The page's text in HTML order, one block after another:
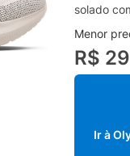
solado
Menor
R$
Ir à